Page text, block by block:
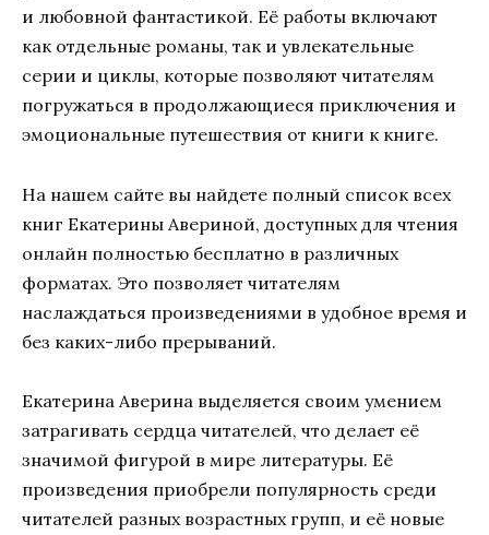
и любовной фантастикой. Её работы включают
как отдельные романы, так и увлекательные
серии и циклы, которые позволяют читателям
погружаться в продолжающиеся приключения и
эмоциональные путешествия от книги к книге.
На нашем сайте вы найдете полный список всех
книг Екатерины Авериной, доступных для чтения
онлайн полностью бесплатно в различных
форматах. Это позволяет читателям
наслаждаться произведениями в удобное время и
без каких-либо прерываний.
Екатерина Аверина выделяется своим умением
затрагивать сердца читателей, что делает её
значимой фигурой в мире литературы. Её
произведения приобрели популярность среди
читателей разных возрастных групп, и её новые